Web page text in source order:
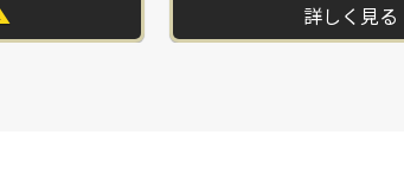
詳しく見る